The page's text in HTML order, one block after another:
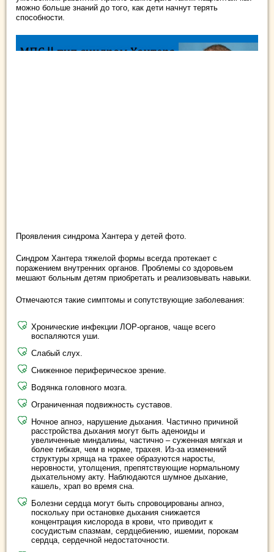
можно больше знаний до того, как дети начнут терять
способности.
Проявления синдрома Хантера у детей фото.
Синдром Хантера тяжелой формы всегда протекает с
поражением внутренних органов. Проблемы со здоровьем
мешают больным детям приобретать и реализовывать навыки.
Отмечаются такие симптомы и сопутствующие заболевания:
Хронические инфекции ЛОР-органов, чаще всего
воспаляются уши.
Слабый слух.
Сниженное периферическое зрение.
Водянка головного мозга.
Ограниченная подвижность суставов.
Ночное апноэ, нарушение дыхания. Частично причиной
расстройства дыхания могут быть аденоиды и
увеличенные миндалины, частично – суженная мягкая и
более гибкая, чем в норме, трахея. Из-за изменений
структуры хряща на трахее образуются наросты,
неровности, утолщения, препятствующие нормальному
дыхательному акту. Наблюдаются шумное дыхание,
кашель, храп во время сна.
Болезни сердца могут быть спровоцированы апноэ,
поскольку при остановке дыхания снижается
концентрация кислорода в крови, что приводит к
сосудистым спазмам, сердцебиению, ишемии, порокам
сердца, сердечной недостаточности.